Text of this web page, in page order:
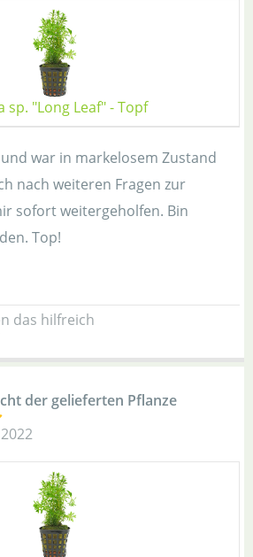
sp. "Long Leaf" - Topf
war in markelosem Zustand
nach weiteren Fragen zur
sofort weitergeholfen. Bin
Top!
das hilfreich
der gelieferten Pflanze